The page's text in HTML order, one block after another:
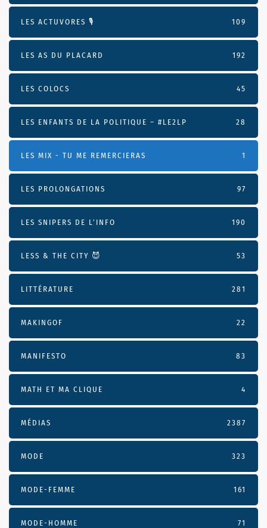
LES ACTUVORES 🎙 109
LES AS DU PLACARD 192
LES COLOCS 45
LES ENFANTS DE LA POLITIQUE – #LE2LP 28
LES MIX - TU ME REMERCIERAS 1
LES PROLONGATIONS 97
LES SNIPERS DE L’INFO 190
LESS & THE CITY 😈 53
LITTÉRATURE 281
MAKINGOF 22
MANIFESTO 83
MATH ET MA CLIQUE 4
MÉDIAS 2387
MODE 323
MODE-FEMME 161
MODE-HOMME 71